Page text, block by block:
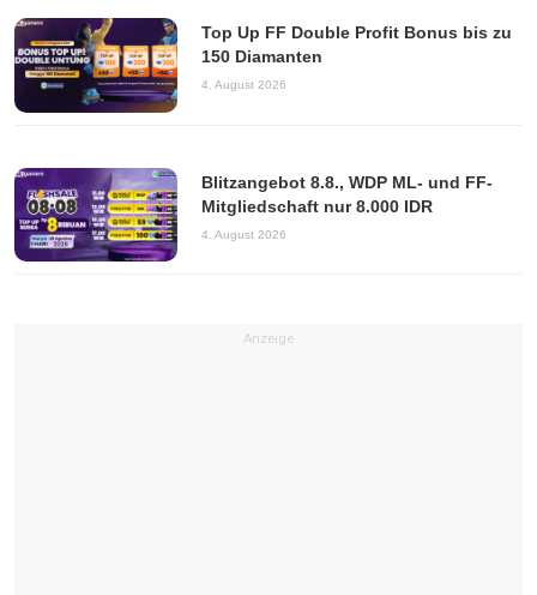
Top Up FF Double Profit Bonus bis zu
150 Diamanten
4. August 2026
Blitzangebot 8.8., WDP ML- und FF-
Mitgliedschaft nur 8.000 IDR
4. August 2026
Anzeige